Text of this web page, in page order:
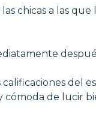
chicas a las
del
de lucir